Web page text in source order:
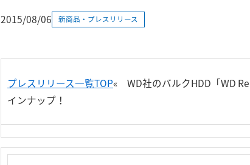
2015/08/06 新商品・プレスリリース
プレスリリース一覧TOP« WD社のバルクHDD「WD
インナップ！